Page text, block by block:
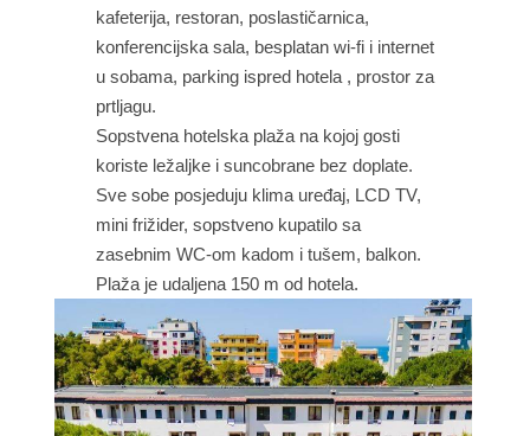
kafeterija, restoran, poslastičarnica,
konferencijska sala, besplatan wi-fi i internet
u sobama, parking ispred hotela , prostor za
prtljagu.
Sopstvena hotelska plaža na kojoj gosti
koriste ležaljke i suncobrane bez doplate.
Sve sobe posjeduju klima uređaj, LCD TV,
mini frižider, sopstveno kupatilo sa
zasebnim WC-om kadom i tušem, balkon.
Plaža je udaljena 150 m od hotela.